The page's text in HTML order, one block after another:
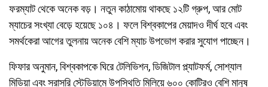
ফরম্যাট থেকে অনেক বড়। নতুন কাঠামোয় থাকছে ১২টি গ্রুপ, আর মোট
ম্যাচের সংখ্যা বেড়ে হয়েছে ১০৪। ফলে বিশ্বকাপের মেয়াদও দীর্ঘ হবে এবং
সমর্থকেরা আগের তুলনায় অনেক বেশি ম্যাচ উপভোগ করার সুযোগ পাচ্ছেন।
ফিফার অনুমান, বিশ্বকাপকে ঘিরে টেলিভিশন, ডিজিটাল প্ল্যাটফর্ম, সোশ্যাল
মিডিয়া এবং সরাসরি স্টেডিয়ামে উপস্থিতি মিলিয়ে ৬০০ কোটিরও বেশি মানুষ